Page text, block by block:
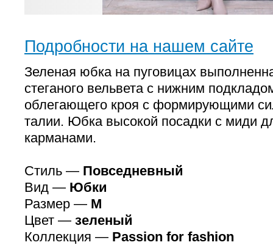
Подробности на нашем сайте
Зеленая юбка на пуговицах
стеганого вельвета с нижним
облегающего кроя с формирующими
талии. Юбка высокой посадки с миди
карманами.
Стиль — Повседневный
Вид — Юбки
Размер — M
Цвет — зеленый
Коллекция — Passion for fashion